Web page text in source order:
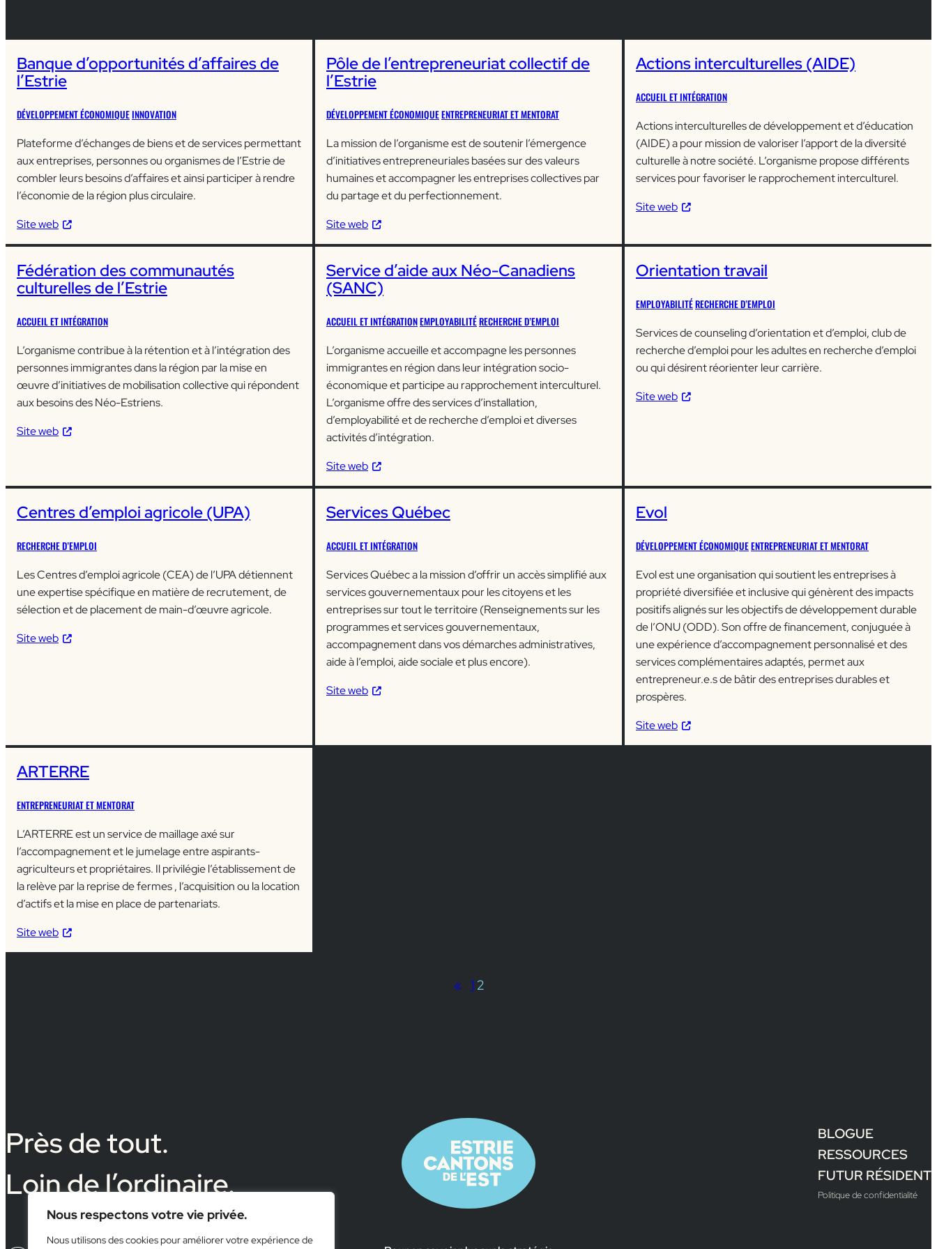
Nous respectons votre vie privée.
Nous utilisons des cookies pour améliorer votre expérience de
Banque d’opportunités d’affaires de
l’Estrie
DÉVELOPPEMENT ÉCONOMIQUEINNOVATION
Plateforme d’échanges de biens et de services permettant
aux entreprises, personnes ou organismes de l’Estrie de
combler leurs besoins d’affaires et ainsi participer à rendre
l’économie de la région plus circulaire.
Site web
Pôle de l’entrepreneuriat collectif de
l’Estrie
DÉVELOPPEMENT ÉCONOMIQUEENTREPRENEURIAT ET MENTORAT
La mission de l’organisme est de soutenir l’émergence
d’initiatives entrepreneuriales basées sur des valeurs
humaines et accompagner les entreprises collectives par
du partage et du perfectionnement.
Site web
Actions interculturelles (AIDE)
ACCUEIL ET INTÉGRATION
Actions interculturelles de développement et d’éducation
(AIDE) a pour mission de valoriser l’apport de la diversité
culturelle à notre société. L’organisme propose différents
services pour favoriser le rapprochement interculturel.
Site web
Fédération des communautés
culturelles de l’Estrie
ACCUEIL ET INTÉGRATION
L’organisme contribue à la rétention et à l’intégration des
personnes immigrantes dans la région par la mise en
œuvre d’initiatives de mobilisation collective qui répondent
aux besoins des Néo-Estriens.
Site web
Service d’aide aux Néo-Canadiens
(SANC)
ACCUEIL ET INTÉGRATIONEMPLOYABILITÉRECHERCHE D’EMPLOI
L’organisme accueille et accompagne les personnes
immigrantes en région dans leur intégration socio-
économique et participe au rapprochement interculturel.
L’organisme offre des services d’installation,
d’employabilité et de recherche d’emploi et diverses
activités d’intégration.
Site web
Orientation travail
EMPLOYABILITÉRECHERCHE D’EMPLOI
Services de counseling d’orientation et d’emploi, club de
recherche d’emploi pour les adultes en recherche d’emploi
ou qui désirent réorienter leur carrière.
Site web
Centres d’emploi agricole (UPA)
RECHERCHE D’EMPLOI
Les Centres d’emploi agricole (CEA) de l’UPA détiennent
une expertise spécifique en matière de recrutement, de
sélection et de placement de main-d’œuvre agricole.
Site web
Services Québec
ACCUEIL ET INTÉGRATION
Services Québec a la mission d’offrir un accès simplifié aux
services gouvernementaux pour les citoyens et les
entreprises sur tout le territoire (Renseignements sur les
programmes et services gouvernementaux,
accompagnement dans vos démarches administratives,
aide à l’emploi, aide sociale et plus encore).
Site web
Evol
DÉVELOPPEMENT ÉCONOMIQUEENTREPRENEURIAT ET MENTORAT
Evol est une organisation qui soutient les entreprises à
propriété diversifiée et inclusive qui génèrent des impacts
positifs alignés sur les objectifs de développement durable
de l’ONU (ODD). Son offre de financement, conjuguée à
une expérience d’accompagnement personnalisé et des
services complémentaires adaptés, permet aux
entrepreneur.e.s de bâtir des entreprises durables et
prospères.
Site web
ARTERRE
ENTREPRENEURIAT ET MENTORAT
L’ARTERRE est un service de maillage axé sur
l’accompagnement et le jumelage entre aspirants-
agriculteurs et propriétaires. Il privilégie l’établissement de
la relève par la reprise de fermes , l’acquisition ou la location
d’actifs et la mise en place de partenariats.
Site web
« 1 2
Près de tout.
Loin de l’ordinaire.
BLOGUE
RESSOURCES
FUTUR RÉSIDENT
Politique de confidentialité